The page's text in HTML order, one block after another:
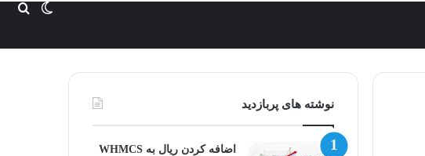
نوشته های پربازدید
اضافه کردن ریال به WHMCS